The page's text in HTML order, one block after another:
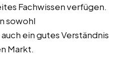
Fachwissen verfügen.
sowohl
ein gutes Verständnis
Markt.